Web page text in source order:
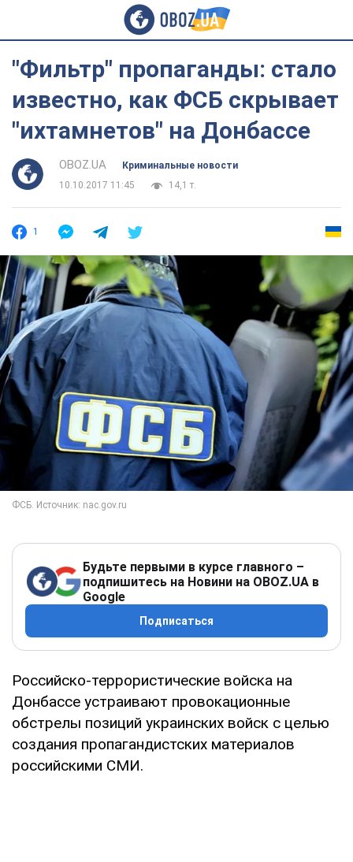
"Фильтр" пропаганды: стало
известно, как ФСБ скрывает
"ихтамнетов" на Донбассе
OBOZ.UA
Криминальные новости
10.10.2017 11:45
14,1 т.
1
Будьте первыми в курсе главного –
подпишитесь на Новини на OBOZ.UA в
Google
Подписаться
Российско-террористические войска на
Донбассе устраивают провокационные
обстрелы позиций украинских войск с целью
создания пропагандистских материалов
российскими СМИ.